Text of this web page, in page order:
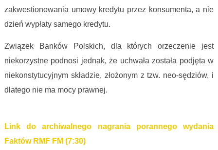
zakwestionowania umowy kredytu przez konsumenta, a nie
dzień wypłaty samego kredytu.
Związek Banków Polskich, dla których orzeczenie jest
niekorzystne podnosi jednak, że uchwała została podjęta w
niekonstytucyjnym składzie, złożonym z tzw. neo-sędziów, i
dlatego nie ma mocy prawnej.
Link do archiwalnego nagrania porannego wydania
Faktów RMF FM (7:30)